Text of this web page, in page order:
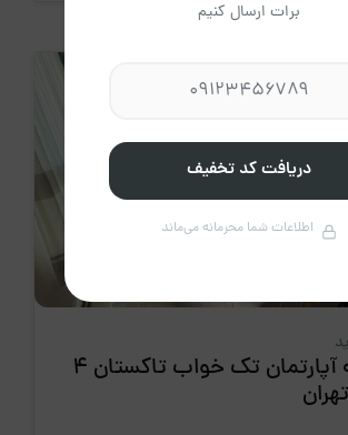
اجاره روزانه آپارتمان تک خواب تاکستان 4
برات ارسال کنیم
دریافت کد تخفیف
اطلاعات شما محرمانه می‌ماند